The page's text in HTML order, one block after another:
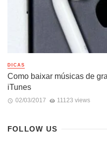
DICAS
Como baixar músicas de
iTunes
02/03/2017 11123 views
FOLLOW US